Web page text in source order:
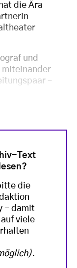
die Ära
und
miteinander
–
Text
die
- damit
viele
.